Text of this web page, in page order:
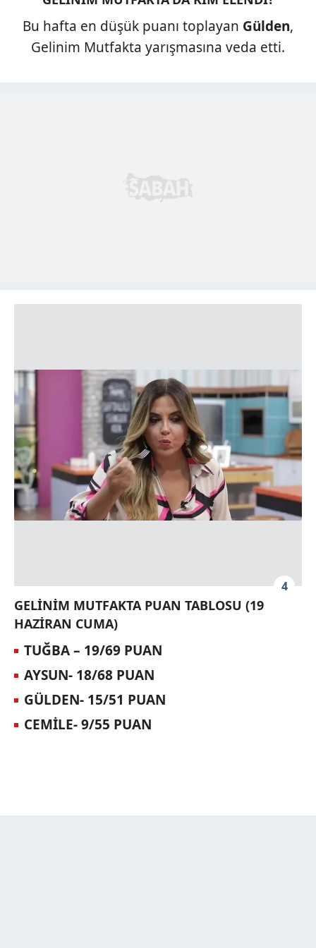
Bu hafta en düşük puanı toplayan Gülden,
Gelinim Mutfakta yarışmasına veda etti.
4
GELİNİM MUTFAKTA PUAN TABLOSU (19
HAZİRAN CUMA)
TUĞBA– 19/69 PUAN
AYSUN- 18/68 PUAN
GÜLDEN- 15/51 PUAN
CEMİLE- 9/55 PUAN